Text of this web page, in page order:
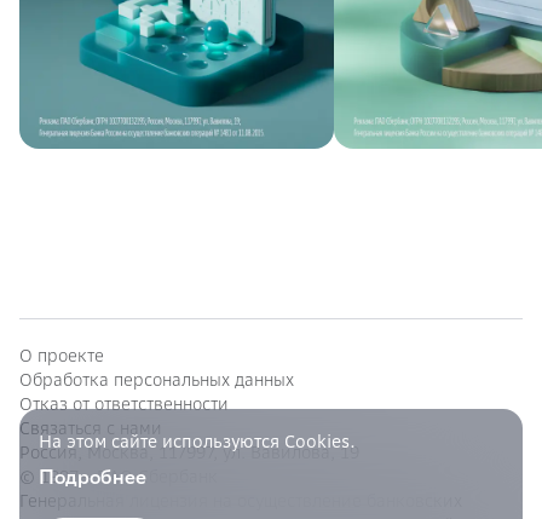
О проекте
Обработка персональных данных
Отказ от ответственности
Связаться с нами
Россия, Москва, 117997, ул. Вавилова, 19
© 1997—ПАО Сбербанк
Генеральная лицензия на осуществление банковских
На этом сайте используются Cookies.
Подробнее